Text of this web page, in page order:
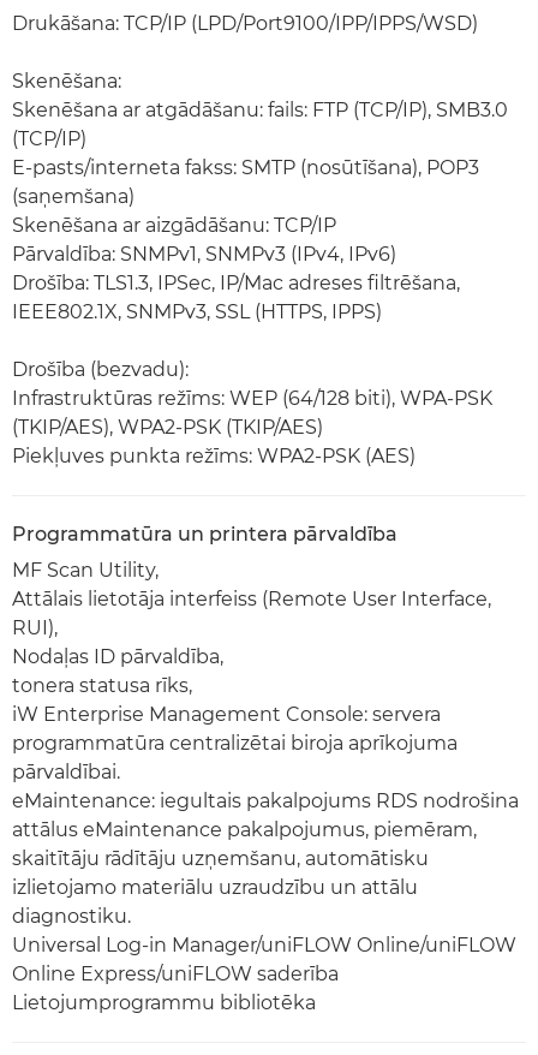
Drukāšana: TCP/IP (LPD/Port9100/IPP/IPPS/WSD)
Skenēšana:
Skenēšana ar atgādāšanu: fails: FTP (TCP/IP), SMB3.0
(TCP/IP)
E-pasts/interneta fakss: SMTP (nosūtīšana), POP3
(saņemšana)
Skenēšana ar aizgādāšanu: TCP/IP
Pārvaldība: SNMPv1, SNMPv3 (IPv4, IPv6)
Drošība: TLS1.3, IPSec, IP/Mac adreses filtrēšana,
IEEE802.1X, SNMPv3, SSL (HTTPS, IPPS)
Drošība (bezvadu):
Infrastruktūras režīms: WEP (64/128 biti), WPA-PSK
(TKIP/AES), WPA2-PSK (TKIP/AES)
Piekļuves punkta režīms: WPA2-PSK (AES)
Programmatūra un printera pārvaldība
MF Scan Utility,
Attālais lietotāja interfeiss (Remote User Interface,
RUI),
Nodaļas ID pārvaldība,
tonera statusa rīks,
iW Enterprise Management Console: servera
programmatūra centralizētai biroja aprīkojuma
pārvaldībai.
eMaintenance: iegultais pakalpojums RDS nodrošina
attālus eMaintenance pakalpojumus, piemēram,
skaitītāju rādītāju uzņemšanu, automātisku
izlietojamo materiālu uzraudzību un attālu
diagnostiku.
Universal Log-in Manager/uniFLOW Online/uniFLOW
Online Express/uniFLOW saderība
Lietojumprogrammu bibliotēka